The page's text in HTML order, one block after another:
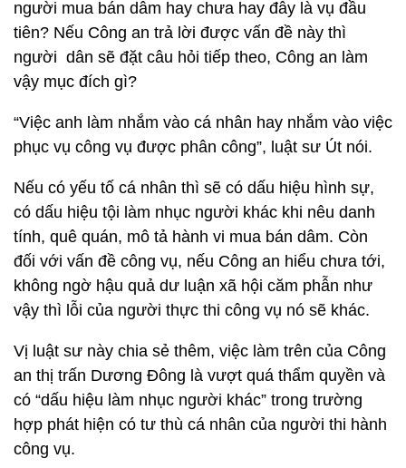
người mua bán dâm hay chưa hay đây là vụ đầu
tiên? Nếu Công an trả lời được vấn đề này thì
người dân sẽ đặt câu hỏi tiếp theo, Công an làm
vậy mục đích gì?
“Việc anh làm nhắm vào cá nhân hay nhắm vào việc
phục vụ công vụ được phân công”, luật sư Út nói.
Nếu có yếu tố cá nhân thì sẽ có dấu hiệu hình sự,
có dấu hiệu tội làm nhục người khác khi nêu danh
tính, quê quán, mô tả hành vi mua bán dâm. Còn
đối với vấn đề công vụ, nếu Công an hiểu chưa tới,
không ngờ hậu quả dư luận xã hội căm phẫn như
vậy thì lỗi của người thực thi công vụ nó sẽ khác.
Vị luật sư này chia sẻ thêm, việc làm trên của Công
an thị trấn Dương Đông là vượt quá thẩm quyền và
có “dấu hiệu làm nhục người khác” trong trường
hợp phát hiện có tư thù cá nhân của người thi hành
công vụ.